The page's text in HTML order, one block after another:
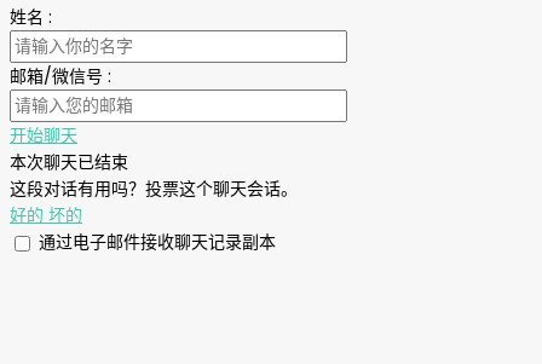
姓名 :
邮箱/微信号 :
开始聊天
本次聊天已结束
这段对话有用吗？投票这个聊天会话。
好的 坏的
通过电子邮件接收聊天记录副本